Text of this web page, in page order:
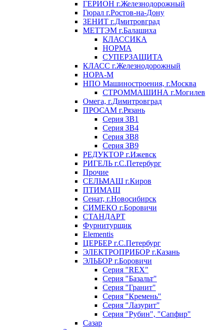
ГЕРИОН г.Железнодорожный
Гюрал г.Ростов-на-Дону
ЗЕНИТ г.Дмитровград
МЕТТЭМ г.Балашиха
КЛАССИКА
НОРМА
СУПЕРЗАЩИТА
КЛАСС г.Железнодорожный
НОРА-М
НПО Машиностроения, г.Москва
СТРОММАШИНА г.Могилев
Омега, г.Димитровград
ПРОСАМ г.Рязань
Серия ЗВ1
Серия ЗВ4
Серия ЗВ8
Серия ЗВ9
РЕДУКТОР г.Ижевск
РИГЕЛЬ г.С.Петербург
Прочие
СЕЛЬМАШ г.Киров
ПТИМАШ
Сенат, г.Новосибирск
СИМЕКО г.Боровичи
СТАНДАРТ
Фурнитурщик
Elementis
ЦЕРБЕР г.С.Петербург
ЭЛЕКТРОПРИБОР г.Казань
ЭЛЬБОР г.Боровичи
Серия "REX"
Серия "Базальт"
Серия "Гранит"
Серия "Кремень"
Серия "Лазурит"
Серия "Рубин", "Сапфир"
Сазар